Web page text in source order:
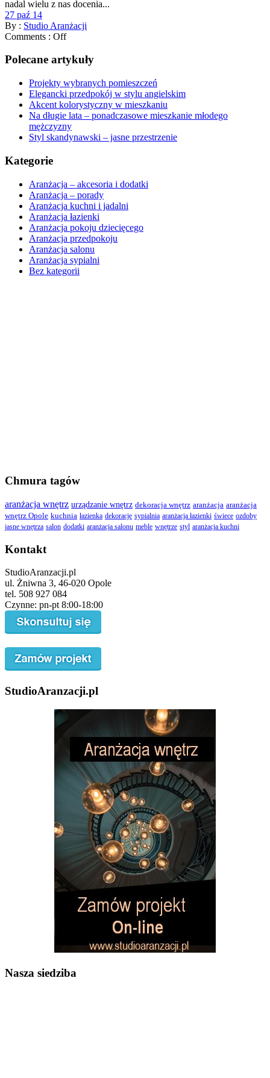
nadal wielu z nas docenia...
27 paź 14
By : Studio Aranżacji
Comments : Off
Polecane artykuły
Projekty wybranych pomieszczeń
Elegancki przedpokój w stylu angielskim
Akcent kolorystyczny w mieszkaniu
Na długie lata – ponadczasowe mieszkanie młodego
mężczyzny
Styl skandynawski – jasne przestrzenie
Kategorie
Aranżacja – akcesoria i dodatki
Aranżacja – porady
Aranżacja kuchni i jadalni
Aranżacja łazienki
Aranżacja pokoju dziecięcego
Aranżacja przedpokoju
Aranżacja salonu
Aranżacja sypialni
Bez kategorii
Chmura tagów
aranżacja wnętrz urządzanie wnętrz dekoracja wnętrz aranżacja aranżacja
wnętrz Opole kuchnia łazienka dekoracje sypialnia aranżacja łazienki świece ozdoby
jasne wnętrza salon dodatki aranżacja salonu meble wnętrze styl aranżacja kuchni
Kontakt
StudioAranzacji.pl
ul. Żniwna 3, 46-020 Opole
tel. 508 927 084
Czynne: pn-pt 8:00-18:00
StudioAranzacji.pl
Nasza siedziba